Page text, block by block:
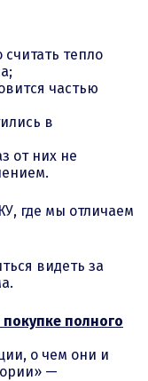
тепло
частью
в
от них не
где мы отличаем
видеть за
полного
о чем они и
—